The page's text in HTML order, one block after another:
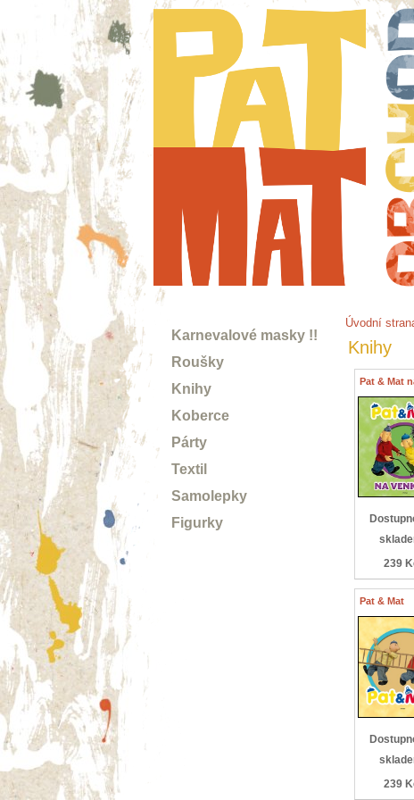
Karnevalové masky !!
Roušky
Knihy
Koberce
Párty
Textil
Samolepky
Figurky
Úvodní
Knihy
Pat & Mat
239
Pat & Mat
239